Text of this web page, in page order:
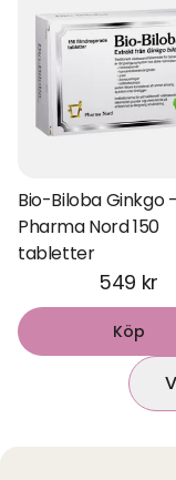
Bio-Biloba Ginkgo -
Pharma Nord 150
tabletter
549 kr
Köp